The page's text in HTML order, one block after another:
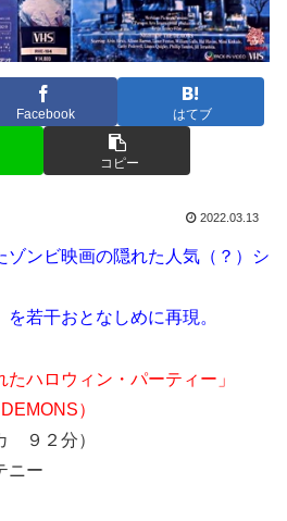
Facebook はてブ
コピー
2022.03.13
ゾンビ映画の隠れた人気（？）シ
若干おとなしめに再現。
ハロウィン・パーティー」
）
９２分）
ニー